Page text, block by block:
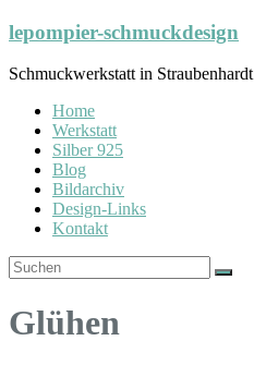
Zum
Inhalt
springen
lepompier-schmuckdesign
Schmuckwerkstatt in Straubenhardt
Home
Werkstatt
Silber 925
Blog
Bildarchiv
Design-Links
Kontakt
Glühen